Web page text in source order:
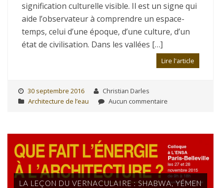
signification culturelle visible. Il est un signe qui
aide l’observateur à comprendre un espace-
temps, celui d’une époque, d’une culture, d’un
état de civilisation. Dans les vallées […]
Lire l'article
30 septembre 2016
Christian Darles
Architecture de l’eau
Aucun commentaire
LA LEÇON DU VERNACULAIRE : SHABWA, YÉMEN